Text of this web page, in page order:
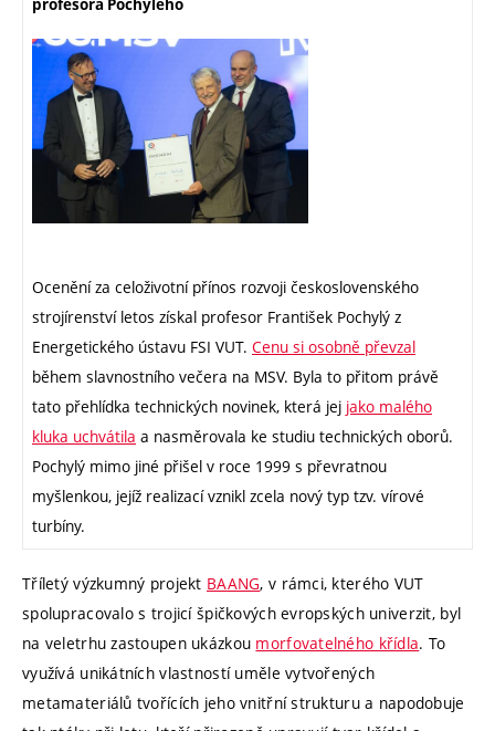
profesora Pochylého
Ocenění za celoživotní přínos rozvoji československého
strojírenství letos získal profesor František Pochylý z
Energetického ústavu FSI VUT. Cenu si osobně převzal
během slavnostního večera na MSV. Byla to přitom právě
tato přehlídka technických novinek, která jej jako malého
kluka uchvátila a nasměrovala ke studiu technických oborů.
Pochylý mimo jiné přišel v roce 1999 s převratnou
myšlenkou, jejíž realizací vznikl zcela nový typ tzv. vírové
turbíny.
Tříletý výzkumný projekt BAANG, v rámci, kterého VUT
spolupracovalo s trojicí špičkových evropských univerzit, byl
na veletrhu zastoupen ukázkou morfovatelného křídla. To
využívá unikátních vlastností uměle vytvořených
metamateriálů tvořících jeho vnitřní strukturu a napodobuje